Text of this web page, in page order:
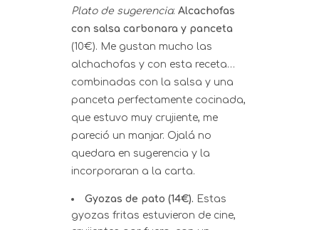
Plato de sugerencia: Alcachofas
con salsa carbonara y panceta
(10€). Me gustan mucho las
alchachofas y con esta receta…
combinadas con la salsa y una
panceta perfectamente cocinada,
que estuvo muy crujiente, me
pareció un manjar. Ojalá no
quedara en sugerencia y la
incorporaran a la carta.
Gyozas de pato (14€). Estas
gyozas fritas estuvieron de cine,